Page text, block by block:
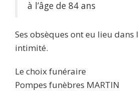
à l’âge de 84 ans
Ses obsèques ont eu lieu
intimité.
Le choix funéraire
Pompes funèbres MARTIN